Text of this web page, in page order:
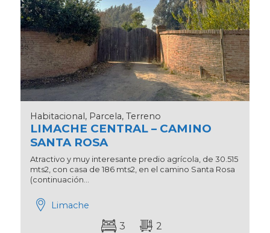
Habitacional, Parcela, Terreno
LIMACHE CENTRAL – CAMINO
SANTA ROSA
Atractivo y muy interesante predio agrícola, de 30.515
mts2, con casa de 186 mts2, en el camino Santa Rosa
(continuación...
Limache
3 2